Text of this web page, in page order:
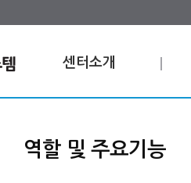
센터소개
역할 및 주요기능